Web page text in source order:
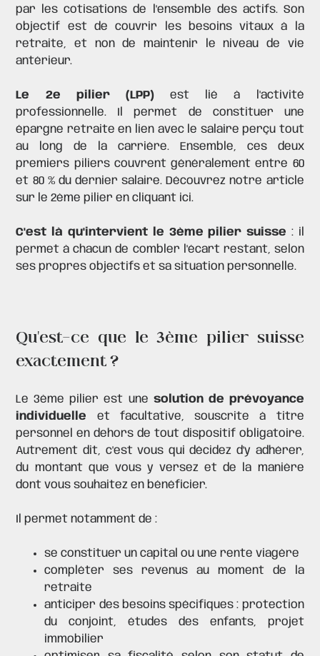
par les cotisations de l'ensemble des actifs. Son
objectif est de couvrir les besoins vitaux à la
retraite, et non de maintenir le niveau de vie
antérieur.
Le 2e pilier (LPP)est lié à l'activité
professionnelle. Il permet de constituer une
épargne retraite en lien avec le salaire perçu tout
au long de la carrière. Ensemble, ces deux
premiers piliers couvrent généralement entre 60
et 80 % du dernier salaire. Découvrez notre article
sur le 2ème pilieren cliquant ici.
C'est là qu'intervient le 3ème pilier suisse : il
permet à chacun de combler l'écart restant, selon
ses propres objectifs et sa situation personnelle.
Qu'est-ce que le 3ème pilier suisse
exactement ?
Le 3ème pilier est une solution de prévoyance
individuelle et facultative, souscrite à titre
personnel en dehors de tout dispositif obligatoire.
Autrement dit, c'est vous qui décidez d'y adhérer,
du montant que vous y versez et de la manière
dont vous souhaitez en bénéficier.
Il permet notamment de :
se constituer un capital ou une rente viagère
compléter ses revenus au moment de la
retraite
anticiper des besoins spécifiques : protection
du conjoint, études des enfants, projet
immobilier